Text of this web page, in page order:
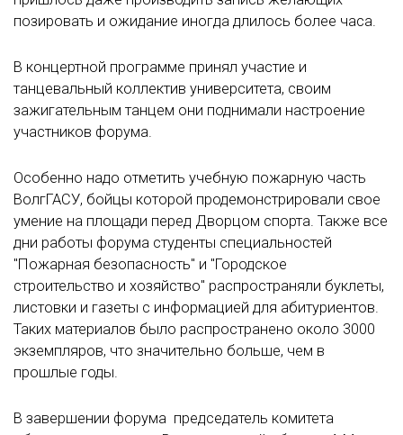
позировать и ожидание иногда длилось более часа.
В концертной программе принял участие и
танцевальный коллектив университета, своим
зажигательным танцем они поднимали настроение
участников форума.
Особенно надо отметить учебную пожарную часть
ВолгГАСУ, бойцы которой продемонстрировали свое
умение на площади перед Дворцом спорта. Также все
дни работы форума студенты специальностей
"Пожарная безопасность" и "Городское
строительство и хозяйство" распространяли буклеты,
листовки и газеты с информацией для абитуриентов.
Таких материалов было распространено около 3000
экземпляров, что значительно больше, чем в
прошлые годы.
В завершении форума председатель комитета